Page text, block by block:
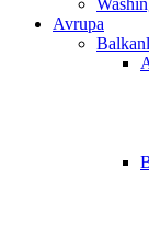
Avrupa